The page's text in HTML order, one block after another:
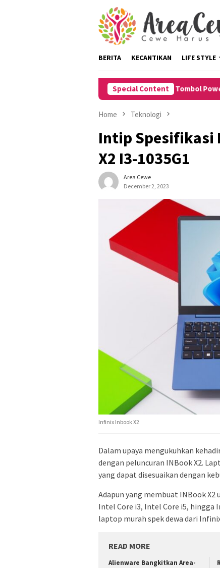
BERITA KECANTIKAN LIFE STYLE
Special Content
8 Cara Restart HP Tanpa Tombol Power untuk
Home Teknologi
Intip Spesifikasi
X2 I3-1035G1
Area Cewe
December 2, 2023
Infinix Inbook X2
Dalam upaya mengukuhkan
dengan peluncuran INBook X2.
yang dapat disesuaikan dengan
Adapun yang membuat INBook X2
Intel Core i3, Intel Core i5, hingga
laptop murah spek dewa dari
READ MORE
Alienware Bangkitkan Area-